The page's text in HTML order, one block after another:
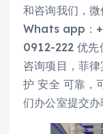
和咨询我们，
Whats app：
0912-222 优先
咨询项目，菲
护 安全 可靠，
们办公室提交办